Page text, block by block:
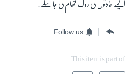
ایسے حادثوں کی روک تھام کی جا سکے۔
Follow us
This item is part of